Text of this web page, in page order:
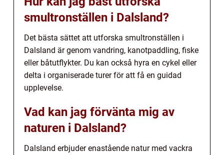
smultronställen i Dalsland?
Det bästa sättet att utforska smultronställen i
Dalsland är genom vandring, kanotpaddling, fiske
eller båtutflykter. Du kan också hyra en cykel eller
delta i organiserade turer för att få en guidad
upplevelse.
Vad kan jag förvänta mig av
naturen i Dalsland?
Dalsland erbjuder enastående natur med vackra